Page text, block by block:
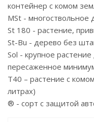
контейнер с комом
MSt - многоствольное
St 180 - растение,
St-Bu - дерево без
Sol - крупное
пересаженное
T40 – растение с
литрах)
® - сорт с защитой